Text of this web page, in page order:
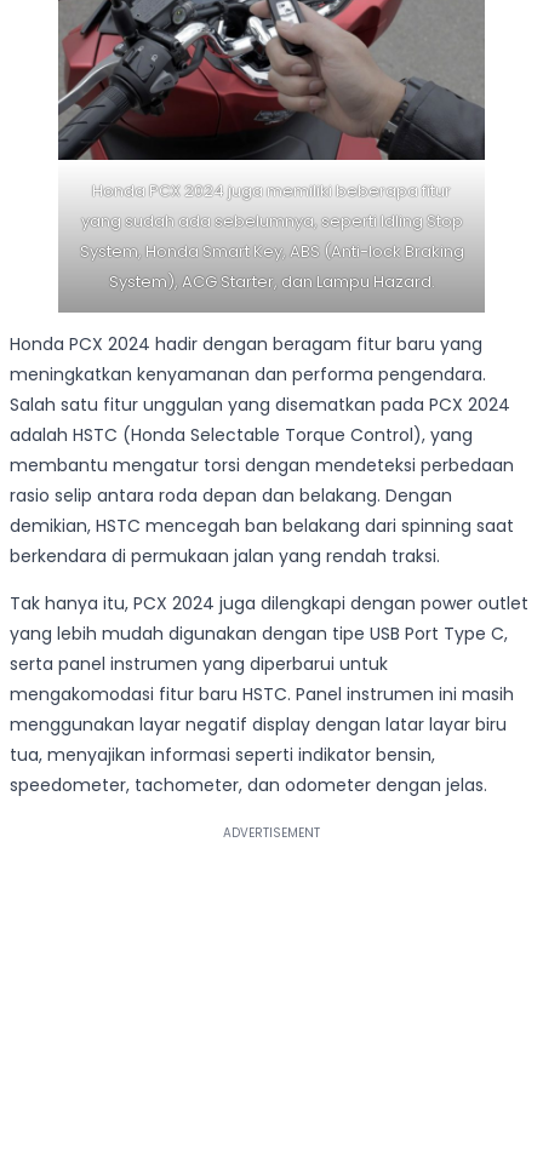
Honda PCX 2024 juga memiliki beberapa fitur
yang sudah ada sebelumnya, seperti Idling Stop
System, Honda Smart Key, ABS (Anti-lock Braking
System), ACG Starter, dan Lampu Hazard.
Honda PCX 2024 hadir dengan beragam fitur baru yang
meningkatkan kenyamanan dan performa pengendara.
Salah satu fitur unggulan yang disematkan pada PCX 2024
adalah HSTC (Honda Selectable Torque Control), yang
membantu mengatur torsi dengan mendeteksi perbedaan
rasio selip antara roda depan dan belakang. Dengan
demikian, HSTC mencegah ban belakang dari spinning saat
berkendara di permukaan jalan yang rendah traksi.
Tak hanya itu, PCX 2024 juga dilengkapi dengan power outlet
yang lebih mudah digunakan dengan tipe USB Port Type C,
serta panel instrumen yang diperbarui untuk
mengakomodasi fitur baru HSTC. Panel instrumen ini masih
menggunakan layar negatif display dengan latar layar biru
tua, menyajikan informasi seperti indikator bensin,
speedometer, tachometer, dan odometer dengan jelas.